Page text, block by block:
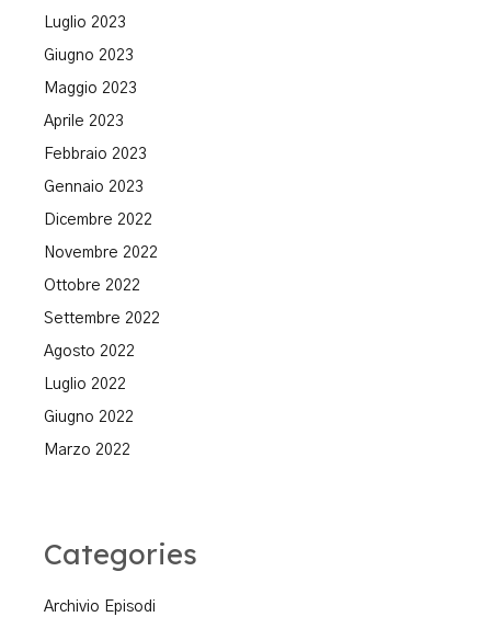
Luglio 2023
Giugno 2023
Maggio 2023
Aprile 2023
Febbraio 2023
Gennaio 2023
Dicembre 2022
Novembre 2022
Ottobre 2022
Settembre 2022
Agosto 2022
Luglio 2022
Giugno 2022
Marzo 2022
Categories
Archivio Episodi